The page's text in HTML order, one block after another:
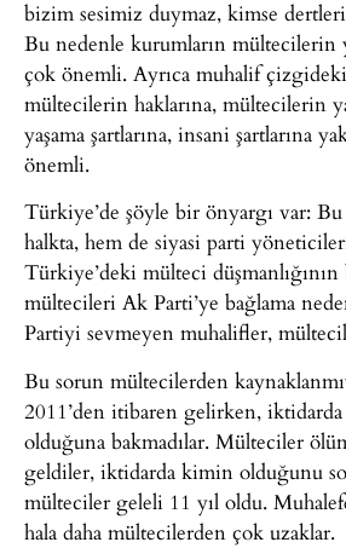
bizim sesimiz duymaz, kimse
Bu nedenle kurumların mültecilerin
çok önemli. Ayrıca muhalif
mültecilerin haklarına, mültecilerin
yaşama şartlarına, insani şartlarına
önemli.
Türkiye’de şöyle bir önyargı var:
halkta, hem de siyasi parti
Türkiye’deki mülteci düşmanlığının
mültecileri Ak Parti’ye bağlama
Partiyi sevmeyen muhalifler,
Bu sorun mültecilerden
2011’den itibaren gelirken,
olduğuna bakmadılar. Mülteciler
geldiler, iktidarda kimin olduğunu
mülteciler geleli 11 yıl oldu.
hala daha mültecilerden çok uzaklar.